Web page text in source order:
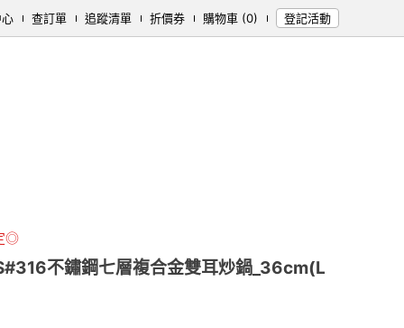
查訂單 追蹤清單 折價券 購物車 (0) 登記活動
◎
不鏽鋼七層複合金雙耳炒鍋_36cm(L